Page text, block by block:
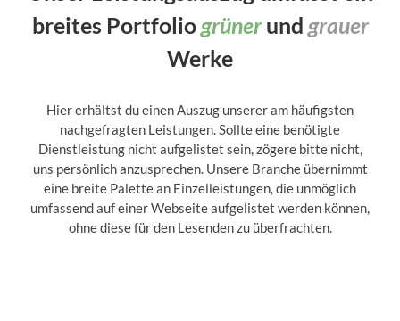
breites Portfoliogrünerund grauer
Werke
Hier erhältst du einen Auszug unserer am häufigsten
nachgefragten Leistungen. Sollte eine benötigte
Dienstleistung nicht aufgelistet sein, zögere bitte nicht,
uns persönlich anzusprechen. Unsere Branche übernimmt
eine breite Palette an Einzelleistungen, die unmöglich
umfassend auf einer Webseite aufgelistet werden können,
ohne diese für den Lesenden zu überfrachten.